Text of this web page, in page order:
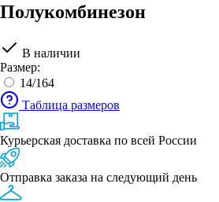
Полукомбинезон
В наличии
Размер:
14/164
Таблица размеров
Курьерская доставка по всей России
Отправка заказа на следующий день